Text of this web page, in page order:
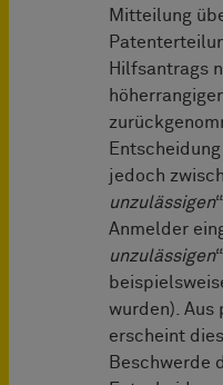
Mitteilung
Hilfsantrags
jedoch
unzulässigen
Anmelder
unzulässigen
wurden). Aus
erscheint
Beschwerde